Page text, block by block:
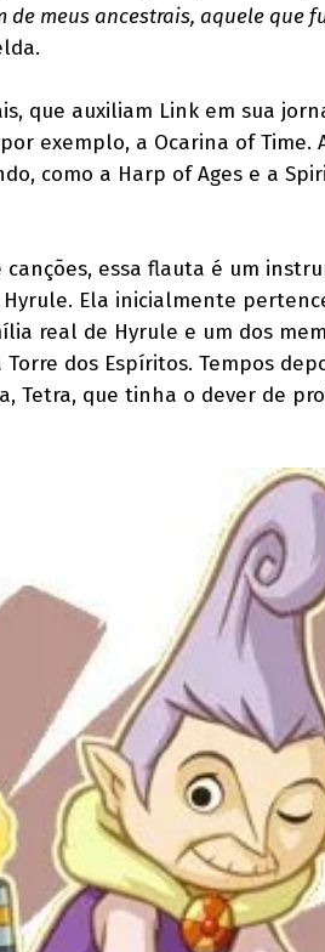
meus ancestrais, aquele que
que auxiliam Link em sua
exemplo, a Ocarina of
como a Harp of Ages e a
canções, essa flauta é um
Ela inicialmente
real de Hyrule e um dos
dos Espíritos. Tempos
Tetra, que tinha o dever de